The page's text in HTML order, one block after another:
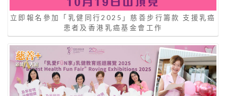
立即報名參加「乳健同行2025」慈善步行籌款 支援乳癌
患者及香港乳癌基金會工作